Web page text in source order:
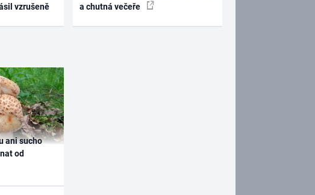
vzrušeně
a chutná večeře
ani sucho
od